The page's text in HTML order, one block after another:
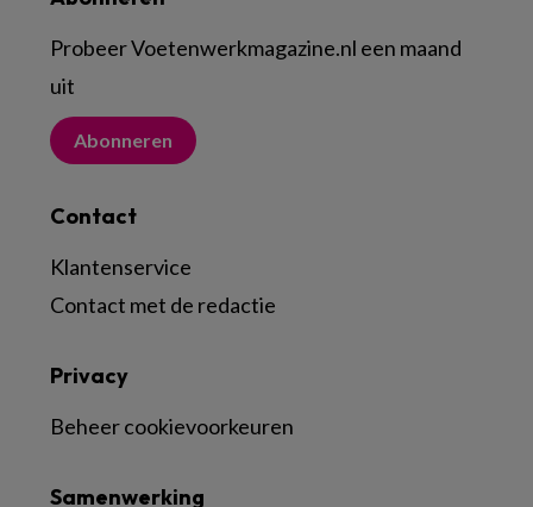
Probeer Voetenwerkmagazine.nl een maand
uit
Abonneren
Contact
Klantenservice
Contact met de redactie
Samenwerking
Privacy
Beheer cookievoorkeuren